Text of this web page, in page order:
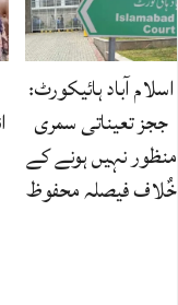
اسلام آباد ہائیکورٹ:
ججز تعیناتی سمری
منظور نہیں‌ ہونے کے
خٌلاف فیصلہ محفوظ